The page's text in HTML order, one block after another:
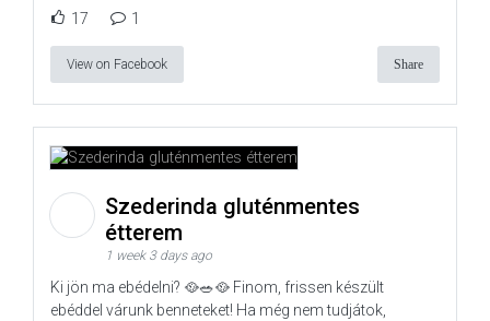
17 1
View on Facebook Share
Szederinda gluténmentes
étterem
1 week 3 days ago
Ki jön ma ebédelni? 🥘🥗🥘 Finom, frissen készült
ebéddel várunk benneteket! Ha még nem tudjátok,